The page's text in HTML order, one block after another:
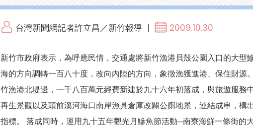
台灣新聞網記者許立昌／新竹報導 2009.10.30
新竹市政府表示，為呼應民情，交通處將新竹漁港貝殼公園入口的大型
海的方向調轉一百八十度，改向內陸的方向，象徵漁獲進港、保住財源
竹漁港北堤邊，一千八百萬元經費新建於九十六年初落成，與旅遊服務
再生景觀以及頭前溪河海口南岸漁具倉庫改闢公廁地景，連結成串，構
指標。 落成同時，運用九十五年觀光月鰺魚節活動─南寮海鮮一條街的